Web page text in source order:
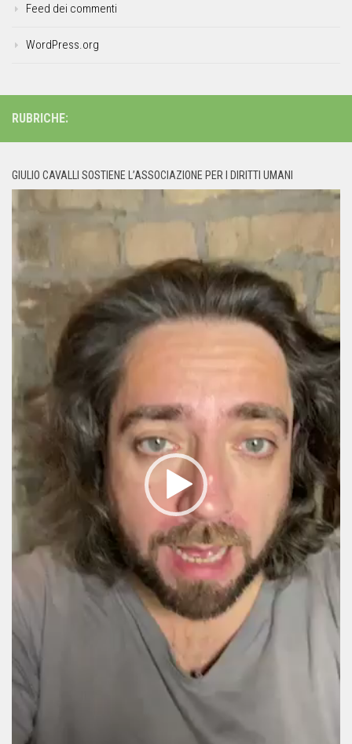
Feed dei commenti
WordPress.org
RUBRICHE:
GIULIO CAVALLI SOSTIENE L’ASSOCIAZIONE PER I DIRITTI UMANI
Player